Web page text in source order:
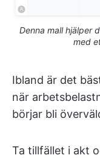
Denna mall hjälper
med
Ibland är det
när
börjar bli
Ta tillfället i akt